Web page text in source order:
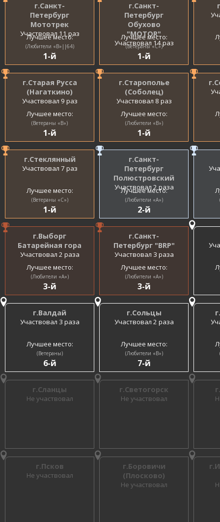
г.Санкт-
Петербург
Мототрек
Участвовал 11 раз
Лучшее место:
(Любители «B»||64)
1-й
г.Санкт-
Петербург
Обухово
"MOTOR"
Участвовал 14 раз
Лучшее место:
(Ветераны «С»)
1-й
г.Старая Русса
(Нагаткино)
Участвовал 9 раз
Лучшее место:
(Ветераны «B»)
1-й
г.Старополье
(Соболец)
Участвовал 8 раз
Лучшее место:
(Любители «B»)
1-й
г.Стеклянный
Участвовал 7 раз
Лучшее место:
(Ветераны «С»)
1-й
г.Санкт-
Петербург
Полюстровский
Участвовал 2 раза
Лучшее место:
(Любители «A»)
2-й
г.Выборг
Батарейная гора
Участвовал 2 раза
Лучшее место:
(Любители «A»)
3-й
г.Санкт-
Петербург "BRP"
Участвовал 3 раза
Лучшее место:
(Любители «A»)
3-й
г.Валдай
Участвовал 3 раза
Лучшее место:
(Ветераны)
6-й
г.Сольцы
Участвовал 2 раза
Лучшее место:
(Любители «B»)
7-й
г.Сланцы
Не участвовал
г.Светогорск
Не участвовал
г.Псков
Не участвовал
г.Боровичи
(Плосково)
Не участвовал